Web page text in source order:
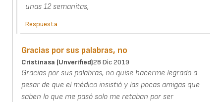
unas 12 semanitas,
Respuesta
Gracias por sus palabras, no
Cristinasa (unverified)28 Dic 2019
Gracias por sus palabras, no quise hacerme legrado a
pesar de que el médico insistió y las pocas amigas que
saben lo que me pasó solo me retaban por ser